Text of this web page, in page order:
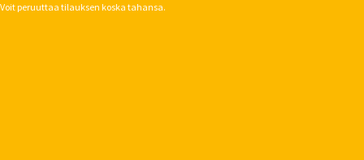
Voit peruuttaa tilauksen koska tahansa.